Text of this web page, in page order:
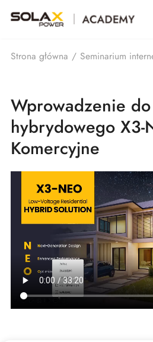
Strona główna / Seminarium
Wprowadzenie
hybrydowego X3-
Komercyjne